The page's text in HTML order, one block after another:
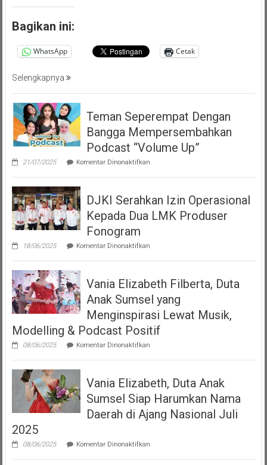
Bagikan ini:
WhatsApp Cetak
Selengkapnya
Teman Seperempat Dengan
Bangga Mempersembahkan
Podcast “Volume Up”
21/07/2025 Komentar Dinonaktifkanpada
Seperempat
Bangga
Mempersembahkan
Podcast
DJKI Serahkan Izin Operasional
Kepada Dua LMK Produser
Fonogram
18/06/2025 Komentar Dinonaktifkanpada
Serahkan
Operasional
Kepada
Dua
LMK
Produser
Fonogram
Vania Elizabeth Filberta, Duta
Anak Sumsel yang
Menginspirasi Lewat Musik,
Modelling & Podcast Positif
08/06/2025 Komentar Dinonaktifkanpada
Elizabeth
Duta
Anak
Sumsel
Menginspirasi
Modelling
Vania Elizabeth, Duta Anak
Sumsel Siap Harumkan Nama
Daerah di Ajang Nasional Juli
2025
08/06/2025 Komentar Dinonaktifkanpada
Elizabeth,